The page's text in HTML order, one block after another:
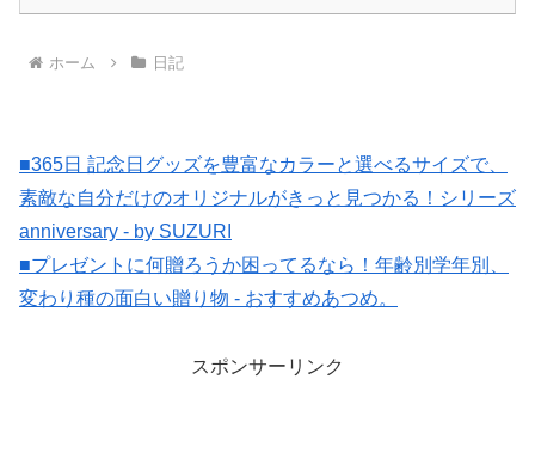
ホーム 日記
■365日 記念日グッズを豊富なカラーと選べるサイズで、
素敵な自分だけのオリジナルがきっと見つかる！シリーズ
anniversary - by SUZURI
■プレゼントに何贈ろうか困ってるなら！年齢別学年別、
変わり種の面白い贈り物 - おすすめあつめ。
スポンサーリンク